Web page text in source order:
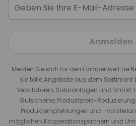
Anmelden
Melden Sie sich für den Lampenwelt.de
sie tolle Angebote aus dem Sortiment
Ventilatoren, Solaranlagen und Smart
Gutscheine, Produktpreis-
Produktempfehlungen und -
möglichen Kooperationspartnern und